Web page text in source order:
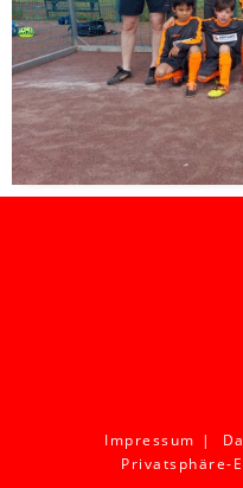
Impressum
Privatsphäre-